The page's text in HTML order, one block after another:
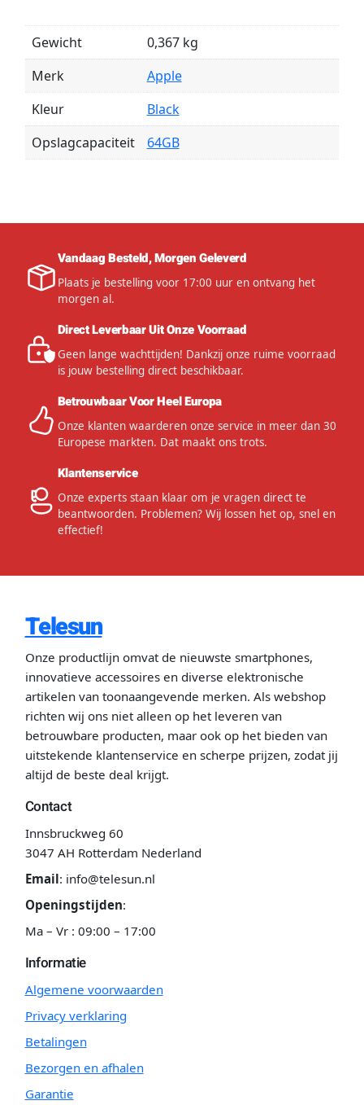
Gewicht
0,367 kg
Merk
Apple
Kleur
Black
Opslagcapaciteit
64GB
Vandaag Besteld, Morgen Geleverd
Plaats je bestelling voor 17:00 uur en ontvang het
morgen al.
Direct Leverbaar Uit Onze Voorraad
Geen lange wachttijden! Dankzij onze ruime voorraad
is jouw bestelling direct beschikbaar.
Betrouwbaar Voor Heel Europa
Onze klanten waarderen onze service in meer dan 30
Europese markten. Dat maakt ons trots.
Klantenservice
Onze experts staan klaar om je vragen direct te
beantwoorden. Problemen? Wij lossen het op, snel en
effectief!
Telesun
Onze productlijn omvat de nieuwste smartphones,
innovatieve accessoires en diverse elektronische
artikelen van toonaangevende merken. Als webshop
richten wij ons niet alleen op het leveren van
betrouwbare producten, maar ook op het bieden van
uitstekende klantenservice en scherpe prijzen, zodat jij
altijd de beste deal krijgt.
Contact
Innsbruckweg 60
3047 AH Rotterdam Nederland
Email: info@telesun.nl
Openingstijden:
Ma – Vr : 09:00 – 17:00
Informatie
Algemene voorwaarden
Privacy verklaring
Betalingen
Bezorgen en afhalen
Garantie